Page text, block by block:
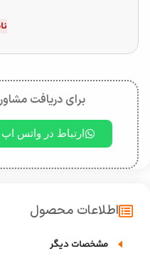
برای دریافت
ارتباط در واتس اپ
اطلاعات محصول
مشخصات دیگر